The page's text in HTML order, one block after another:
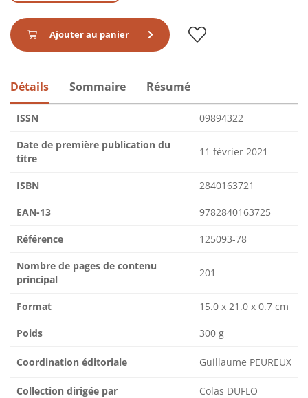
Ajouter au panier
Détails Sommaire Résumé
ISSN 09894322
Date de première publication du
titre
11 février 2021
ISBN 2840163721
EAN-13 9782840163725
Référence 125093-78
Nombre de pages de contenu
principal
201
Format 15.0 x 21.0 x 0.7 cm
Poids 300 g
Coordination éditoriale Guillaume PEUREUX
Collection dirigée par Colas DUFLO